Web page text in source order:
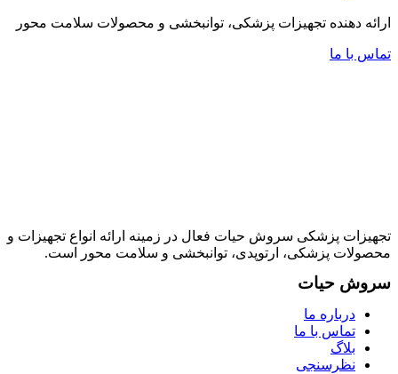
ارائه دهنده تجهیزات پزشکی، توانبخشی و محصولات سلامت محور
تماس با ما
تجهیزات پزشکی سروش حیات فعال در زمینه ارائه انواع تجهیزات و
محصولات پزشکی، ارتوپدی، توانبخشی و سلامت محور است.
سروش حیات
درباره ما
تماس با ما
بلاگ
نظرسنجی